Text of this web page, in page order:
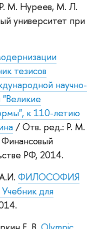
Р. М. Нуреев, М. Л.
университет при
тезисов
научно-
к 110-летию
/ Отв. ред.: Р. М.
РФ, 2014.
ФИЛОСОФИЯ
для